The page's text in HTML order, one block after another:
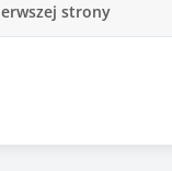
strony